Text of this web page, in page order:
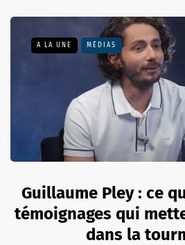
A LA UNE MÉDIAS
Guillaume Pley : ce
témoignages qui
dans la